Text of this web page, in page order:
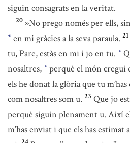
siguin consagrats en la veritat.
20 »No prego només per ells,
* en mi gràcies a la seva paraula. 21
tu, Pare, estàs en mi i jo en tu. *
nosaltres, * perquè el món cregui
els he donat la glòria que tu
com nosaltres som u. 23 Que jo
perquè siguin plenament u. Així
m’has enviat i que els has estimat